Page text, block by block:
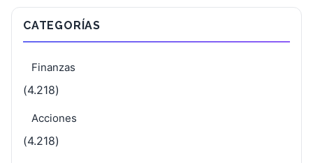
CATEGORÍAS
Finanzas
(4.218)
Acciones
(4.218)